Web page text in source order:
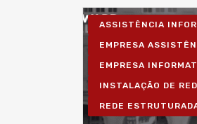
ASSISTÊNCIA
EMPRESA
EMPRESA
INSTALAÇÃO DE
REDE